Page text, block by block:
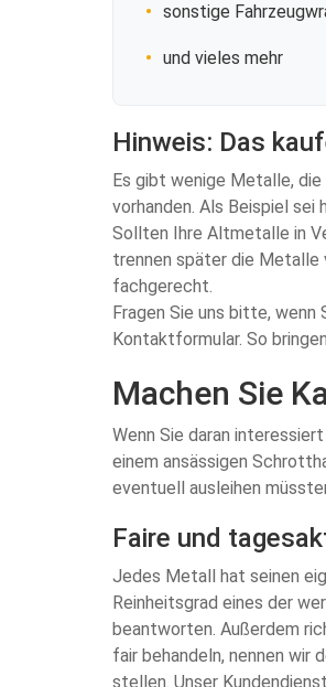
sonstige
und vieles mehr
Hinweis: Das
Es gibt wenige Metalle,
vorhanden. Als Beispiel
Sollten Ihre Altmetalle in
trennen später die Metalle
fachgerecht.
Fragen Sie uns bitte,
Kontaktformular. So
Machen Sie
Wenn Sie daran
einem ansässigen
eventuell ausleihen
Faire und
Jedes Metall hat seinen
Reinheitsgrad eines der
beantworten. Außerdem
fair behandeln, nennen wir
stellen. Unser